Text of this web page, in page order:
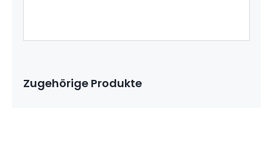
Zugehörige Produkte